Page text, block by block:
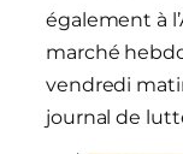
également à
marché
vendredi
journal de